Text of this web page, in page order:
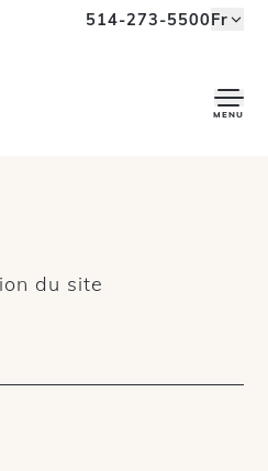
514-273-5500Fr
MENU
du site